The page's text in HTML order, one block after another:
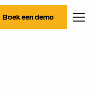
Boek een demo